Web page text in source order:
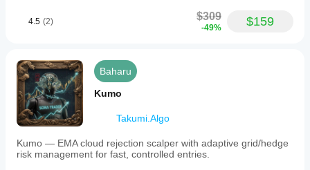
dalam
4.5 (2) $309
-49% $159
Baharu
Kumo
Takumi.Algo
Kumo — EMA cloud rejection scalper with adaptive grid/hedge
risk management for fast, controlled entries.